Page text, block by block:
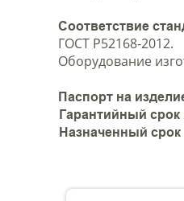
Соответствие
ГОСТ Р52168-2012.
Оборудование
Паспорт на
Гарантийный срок
Назначенный срок